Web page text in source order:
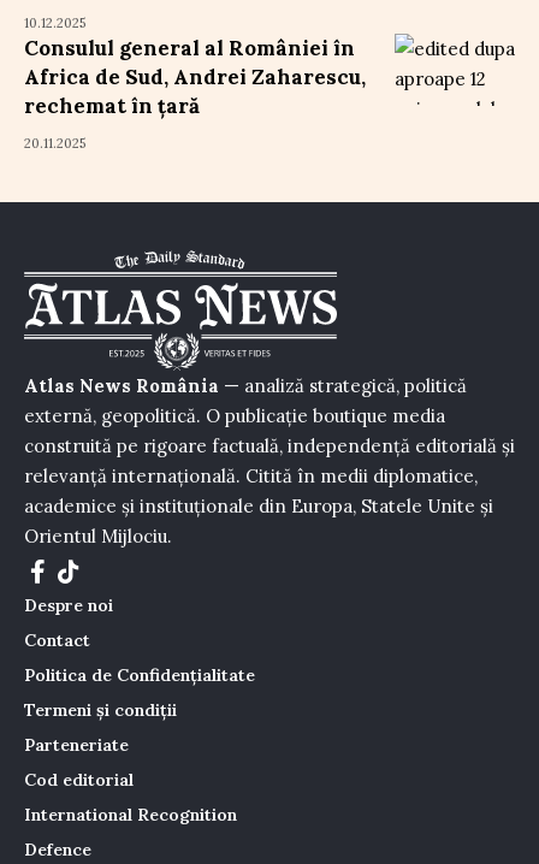
10.12.2025
Consulul general al României în
Africa de Sud, Andrei Zaharescu,
rechemat în țară
20.11.2025
Atlas News România — analiză strategică, politică
externă, geopolitică. O publicație boutique media
construită pe rigoare factuală, independență editorială și
relevanță internațională. Citită în medii diplomatice,
academice și instituționale din Europa, Statele Unite și
Orientul Mijlociu.
Despre noi
Contact
Politica de Confidențialitate
Termeni și condiții
Parteneriate
Cod editorial
International Recognition
Defence